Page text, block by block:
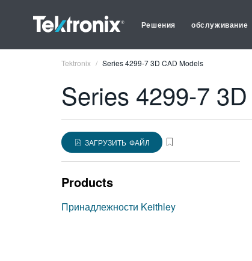
Решения обслуживание
Tektronix Series 4299-7 3D CAD Models
Series 4299-7
ЗАГРУЗИТЬ ФАЙЛ
Products
Принадлежности Keithley